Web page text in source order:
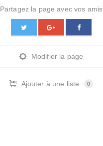
Partagez la page avec vos amis
Modifier la page
Ajouter à une liste 0